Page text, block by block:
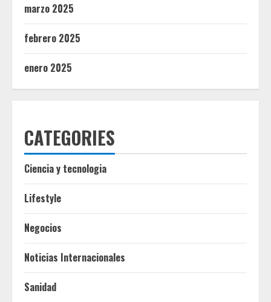
marzo 2025
febrero 2025
enero 2025
CATEGORIES
Ciencia y tecnologia
Lifestyle
Negocios
Noticias Internacionales
Sanidad